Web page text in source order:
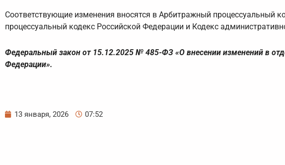
Соответствующие изменения вносятся в Арбитражный процессуальный
процессуальный кодекс Российской Федерации и Кодекс
Федеральный закон от 15.12.2025 № 485-ФЗ «О внесении изменений в
Федерации».
13 января, 2026 07:52